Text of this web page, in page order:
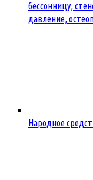
бессонницу,
давление,
Народное